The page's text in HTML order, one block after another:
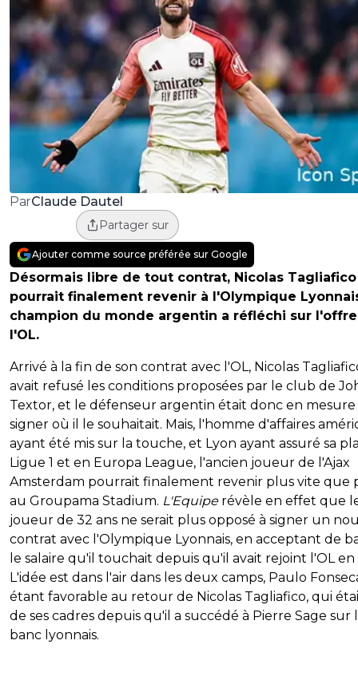
ParClaude Dautel
Partager sur
Ajouter comme source préférée sur Google
Désormais libre de tout contrat, Nicolas Tagliafico
pourrait finalement revenir à l'Olympique
champion du monde argentin a réfléchi sur
l'OL.
Arrivé à la fin de son contrat avec l'OL, Nicolas
avait refusé les conditions proposées par le club de
Textor, et le défenseur argentin était donc en mesure
signer où il le souhaitait. Mais, l'homme d'affaires
ayant été mis sur la touche, et Lyon ayant assuré sa
Ligue 1 et en Europa League, l'ancien joueur de l'Ajax
Amsterdam pourrait finalement revenir plus vite que
au Groupama Stadium. L'Equipe révèle en effet que
joueur de 32 ans ne serait plus opposé à signer un
contrat avec l'Olympique Lyonnais, en acceptant de
le salaire qu'il touchait depuis qu'il avait rejoint l'OL en
L'idée est dans l'air dans les deux camps, Paulo
étant favorable au retour de Nicolas Tagliafico, qui
de ses cadres depuis qu'il a succédé à Pierre Sage sur
banc lyonnais.